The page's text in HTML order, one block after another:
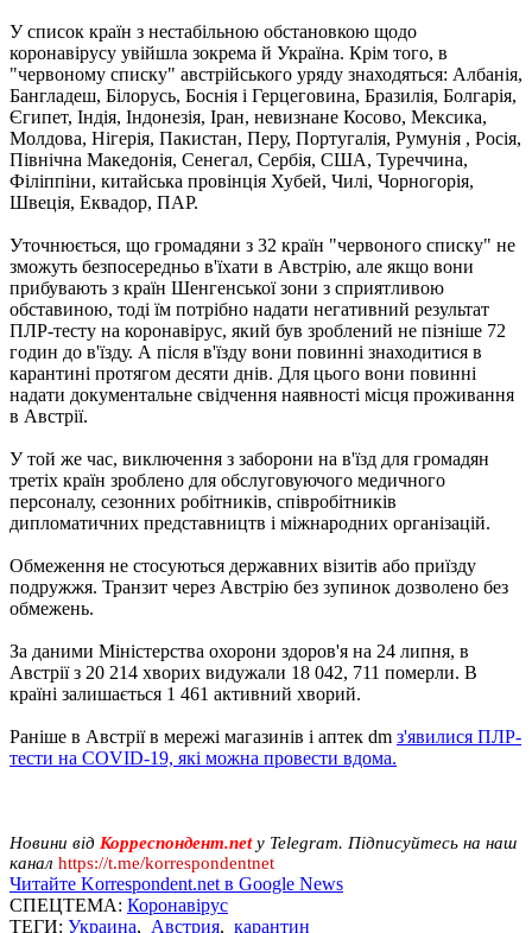
У список країн з нестабільною обстановкою щодо
коронавірусу увійшла зокрема й Україна. Крім того, в
"червоному списку" австрійського уряду знаходяться: Албанія,
Бангладеш, Білорусь, Боснія і Герцеговина, Бразилія, Болгарія,
Єгипет, Індія, Індонезія, Іран, невизнане Косово, Мексика,
Молдова, Нігерія, Пакистан, Перу, Португалія, Румунія , Росія,
Північна Македонія, Сенегал, Сербія, США, Туреччина,
Філіппіни, китайська провінція Хубей, Чилі, Чорногорія,
Швеція, Еквадор, ПАР.
Уточнюється, що громадяни з 32 країн "червоного списку" не
зможуть безпосередньо в'їхати в Австрію, але якщо вони
прибувають з країн Шенгенської зони з сприятливою
обставиною, тоді їм потрібно надати негативний результат
ПЛР-тесту на коронавірус, який був зроблений не пізніше 72
годин до в'їзду. А після в'їзду вони повинні знаходитися в
карантині протягом десяти днів. Для цього вони повинні
надати документальне свідчення наявності місця проживання
в Австрії.
У той же час, виключення з заборони на в'їзд для громадян
третіх країн зроблено для обслуговуючого медичного
персоналу, сезонних робітників, співробітників
дипломатичних представництв і міжнародних організацій.
Обмеження не стосуються державних візитів або приїзду
подружжя. Транзит через Австрію без зупинок дозволено без
обмежень.
За даними Міністерства охорони здоров'я на 24 липня, в
Австрії з 20 214 хворих видужали 18 042, 711 померли. В
країні залишається 1 461 активний хворий.
Раніше в Австрії в мережі магазинів і аптек dm з'явилися ПЛР-
тести на COVID-19, які можна провести вдома.
Новини від Корреспондент.net у Telegram. Підписуйтесь на наш
канал https://t.me/korrespondentnet
Читайте Korrespondent.net в Google News
СПЕЦТЕМА: Коронавірус
ТЕГИ: Украина, Австрия, карантин